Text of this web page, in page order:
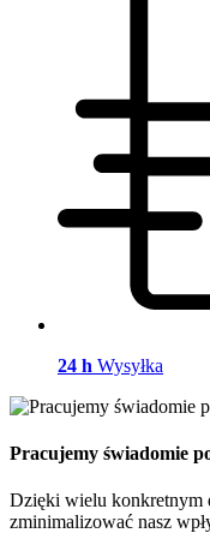
24 h Wysyłka
Pracujemy świadomie
Dzięki wielu konkretnym
zminimalizować nasz